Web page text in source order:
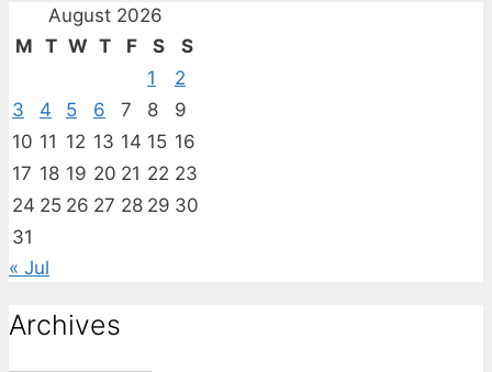
August 2026
M T W T F S
S
1
2
3
4 5 6 7 8
9
10 11 12 13 14 15 16
17 18 19 20 21 22 23
24 25 26 27 28 29 30
31
« Jul
Archives